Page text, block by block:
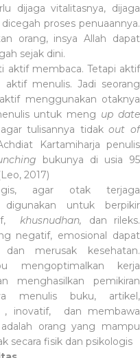
dijaga vitalitasnya, dijaga
proses penuaannya.
orang, insya Allah dapat
sejak dini.
aktif membaca. Tetapi aktif
menulis. Jadi seorang
menggunakan otaknya
untuk meng up date
tulisannya tidakout of
Kartamiharja penulis
bukunya di usia 95
2017)
agar otak terjaga
digunakan untuk berpikir
khusnudhan, dan rileks.
negatif, emosional dapat
merusak kesehatan.
mengoptimalkan kerja
menghasilkan pemikiran
menulis buku, artikel,
, inovatif, dan membawa
orang yang mampu
secara fisik dan psikologis